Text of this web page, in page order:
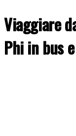
Viaggiare
Phi in bus